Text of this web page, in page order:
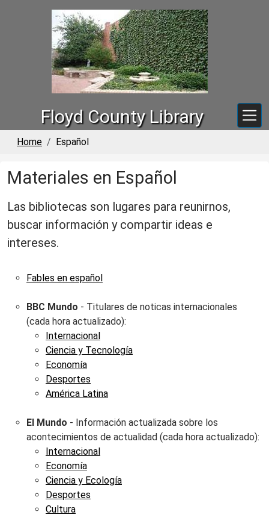
Floyd County Library
Home Español
Materiales en Español
Las bibliotecas son lugares para reunirnos,
buscar información y compartir ideas e
intereses.
Fables en español
BBC Mundo - Titulares de noticas internacionales
(cada hora actualizado):
Internacional
Ciencia y Tecnología
Economía
Desportes
América Latina
El Mundo - Información actualizada sobre los
acontecimientos de actualidad (cada hora actualizado):
Internacional
Economía
Ciencia y Ecología
Desportes
Cultura